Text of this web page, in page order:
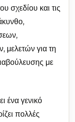
σχεδίου και τις
για τη
με
ένα γενικό
πολλές